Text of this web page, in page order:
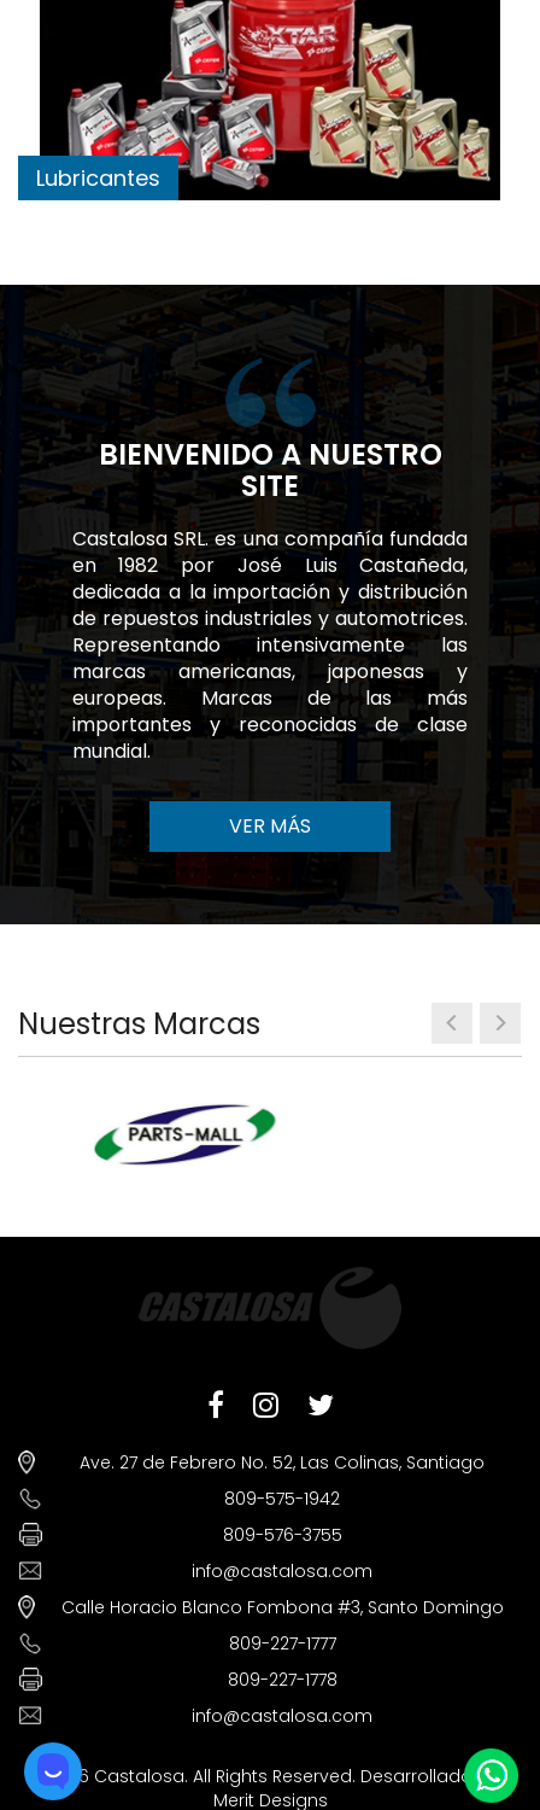
Lubricantes
BIENVENIDO A NUESTRO
SITE
Castalosa SRL. es una compañía fundada
en 1982 por José Luis Castañeda,
dedicada a la importación y distribución
de repuestos industriales y automotrices.
Representando intensivamente las
marcas americanas, japonesas y
europeas. Marcas de las más
importantes y reconocidas de clase
mundial.
VER MÁS
Nuestras Marcas
Ave. 27 de Febrero No. 52, Las Colinas, Santiago
809-575-1942
809-576-3755
info@castalosa.com
Calle Horacio Blanco Fombona #3, Santo Domingo
809-227-1777
809-227-1778
info@castalosa.com
©2026 Castalosa. All Rights Reserved. Desarrollado por
Merit Designs